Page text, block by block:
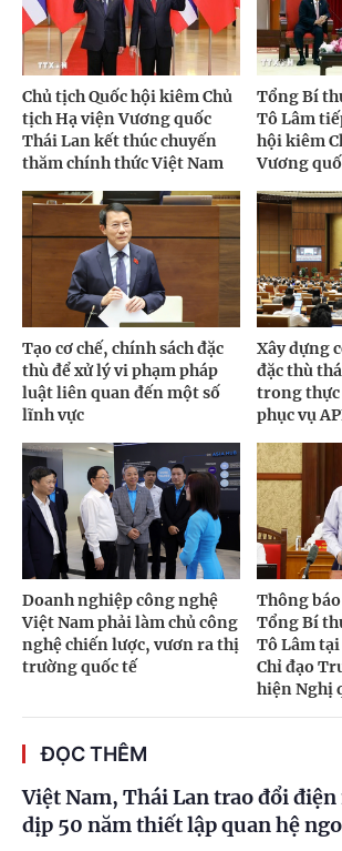
Chủ tịch Quốc hội kiêm Chủ
tịch Hạ viện Vương quốc
Thái Lan kết thúc chuyến
thăm chính thức Việt Nam
Tổng Bí
Tô Lâm
hội kiêm
Vương
Tạo cơ chế, chính sách đặc
thù để xử lý vi phạm pháp
luật liên quan đến một số
lĩnh vực
Xây dựng
đặc thù
trong thực
phục vụ
Doanh nghiệp công nghệ
Việt Nam phải làm chủ công
nghệ chiến lược, vươn ra thị
trường quốc tế
Thông
Tổng Bí
Tô Lâm
Chỉ đạo
hiện Nghị
ĐỌC THÊM
Việt Nam, Thái Lan trao đổi
dịp 50 năm thiết lập quan hệ